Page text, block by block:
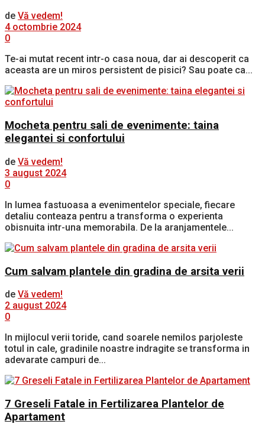
de Vă vedem!
4 octombrie 2024
0
Te-ai mutat recent intr-o casa noua, dar ai descoperit ca
aceasta are un miros persistent de pisici? Sau poate ca...
Mocheta pentru sali de evenimente: taina
elegantei si confortului
de Vă vedem!
3 august 2024
0
In lumea fastuoasa a evenimentelor speciale, fiecare
detaliu conteaza pentru a transforma o experienta
obisnuita intr-una memorabila. De la aranjamentele...
Cum salvam plantele din gradina de arsita verii
de Vă vedem!
2 august 2024
0
In mijlocul verii toride, cand soarele nemilos parjoleste
totul in cale, gradinile noastre indragite se transforma in
adevarate campuri de...
7 Greseli Fatale in Fertilizarea Plantelor de
Apartament